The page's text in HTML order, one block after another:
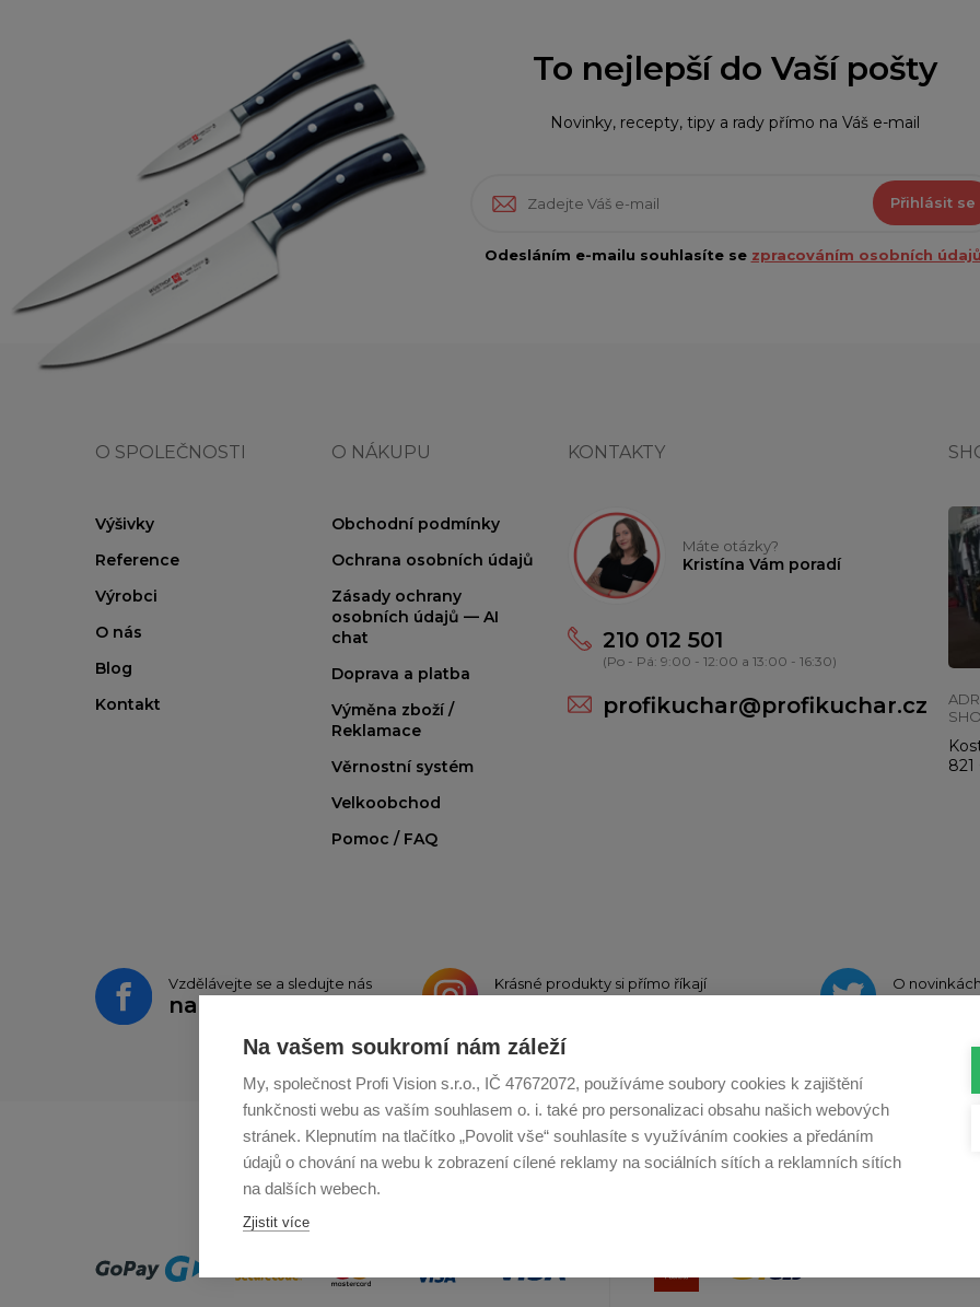
Na vašem soukromí nám záleží
My, společnost Profi Vision s.r.o., IČ 47672072, používáme soubory cookies k zajištění
funkčnosti webu as vaším souhlasem o. i. také pro personalizaci obsahu našich webových
stránek. Klepnutím na tlačítko „Povolit vše“ souhlasíte s využíváním cookies a předáním
údajů o chování na webu k zobrazení cílené reklamy na sociálních sítích a reklamních sítích
na dalších webech.
Zjistit více
To nejlepší do Vaší pošty
Novinky, recepty, tipy a rady přímo na Váš e-mail
Přihlásit se
Odesláním e-mailu souhlasíte se zpracováním osobních
O SPOLEČNOSTI
Výšivky
Reference
Výrobci
O nás
Blog
Kontakt
O NÁKUPU
Obchodní podmínky
Ochrana osobních údajů
Zásady ochrany
osobních údajů — AI
chat
Doprava a platba
Výměna zboží /
Reklamace
Věrnostní systém
Velkoobchod
Pomoc / FAQ
KONTAKTY
Máte otázky?
Kristína Vám poradí
210 012 501
(Po - Pá: 9:00 - 12:00 a 13:00 - 16:30)
profikuchar@profikuchar.cz
Vzdělávejte se a sledujte nás
na
Krásné produkty si přímo říkají O
Profikuchar.sk Profikoch.at Profiszakacs.hu